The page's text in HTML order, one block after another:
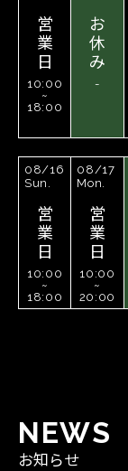
営
業
日
10:00
~
18:00
お
休
み
-
08/16
Sun.
営
業
日
10:00
~
18:00
08/17
Mon.
営
業
日
10:00
~
20:00
NEWS
お知らせ